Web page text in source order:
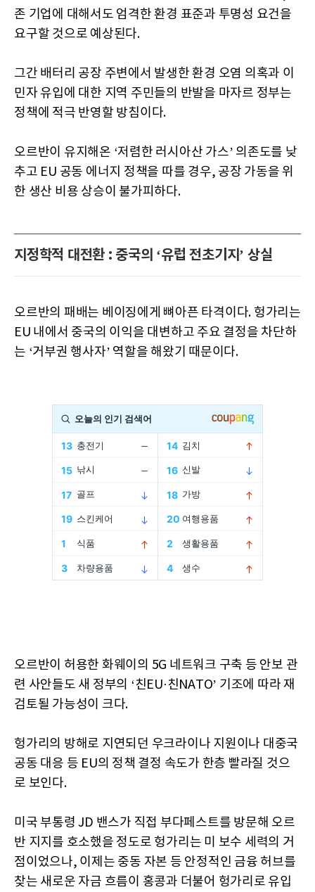
존 기업에 대해서도 엄격한 환경 표준과 투명성 요건을
요구할 것으로 예상된다.
그간 배터리 공장 주변에서 발생한 환경 오염 의혹과 이
민자 유입에 대한 지역 주민들의 반발을 마자르 정부는
정책에 적극 반영할 방침이다.
오르반이 유지해온 ‘저렴한 러시아산 가스’ 의존도를 낮
추고 EU 공동 에너지 정책을 따를 경우, 공장 가동을 위
한 생산 비용 상승이 불가피하다.
지정학적 대전환 : 중국의 ‘유럽 전초기지’ 상실
오르반의 패배는 베이징에게 뼈아픈 타격이다. 헝가리는
EU 내에서 중국의 이익을 대변하고 주요 결정을 차단하
는 ‘거부권 행사자’ 역할을 해왔기 때문이다.
오르반이 허용한 화웨이의 5G 네트워크 구축 등 안보 관
련 사안들도 새 정부의 ‘친EU·친NATO’ 기조에 따라 재
검토될 가능성이 크다.
헝가리의 방해로 지연되던 우크라이나 지원이나 대중국
공동 대응 등 EU의 정책 결정 속도가 한층 빨라질 것으
로 보인다.
미국 부통령 JD 밴스가 직접 부다페스트를 방문해 오르
반 지지를 호소했을 정도로 헝가리는 미 보수 세력의 거
점이었으나, 이제는 중동 자본 등 안정적인 금융 허브를
찾는 새로운 자금 흐름이 홍콩과 더불어 헝가리로 유입